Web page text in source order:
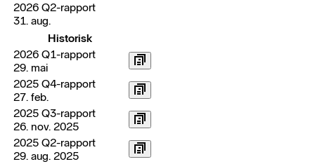
2026 Q2-rapport
31. aug.
Historisk
2026 Q1-rapport
29. mai
2025 Q4-rapport
27. feb.
2025 Q3-rapport
26. nov. 2025
2025 Q2-rapport
29. aug. 2025